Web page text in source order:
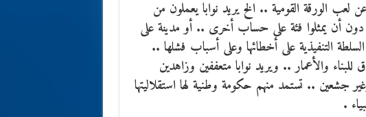
لعب الورقة القومية .. الخ يريد نوابا يعملون من
أن يمثلوا فئة على حساب أخرى .. أو مدينة على
التنفيذية على أخطائها وعلى أسباب فشلها ..
والأعمار .. ويريد نوابا متعففين وزاهدين
جشعين .. تستمد منهم حكومة وطنية لها استقلاليتها
.